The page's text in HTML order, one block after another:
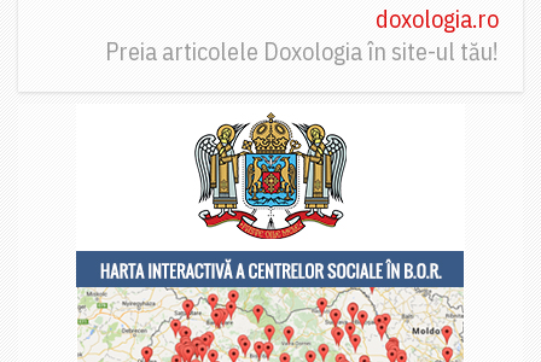
doxologia.ro
Preia articolele Doxologia în site-ul tău!